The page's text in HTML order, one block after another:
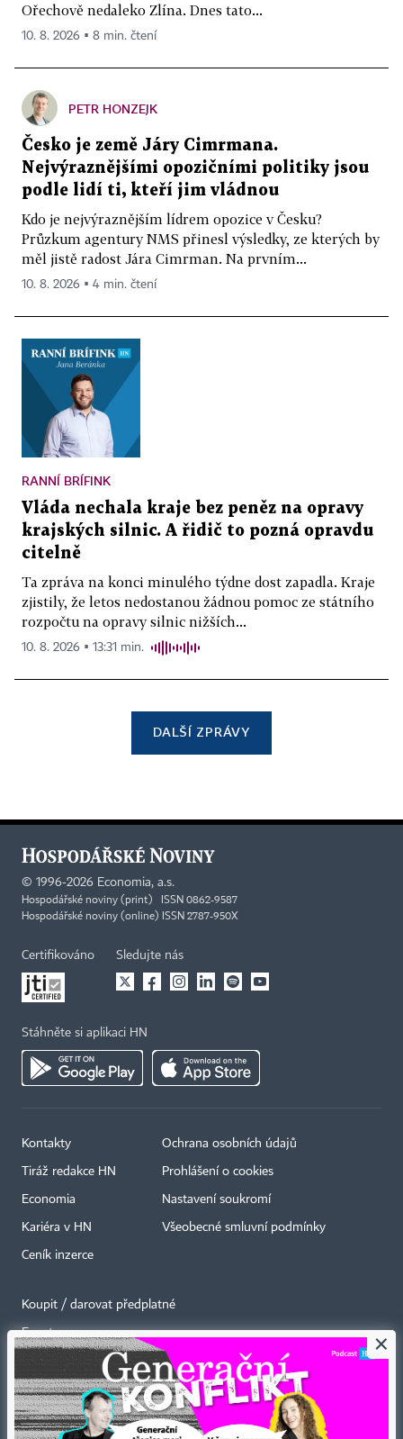
Ořechově nedaleko Zlína. Dnes tato...
10. 8. 2026 ▪ 8 min. čtení
PETR HONZEJK
Česko je země Járy Cimrmana.
Nejvýraznějšími opozičními politiky jsou
podle lidí ti, kteří jim vládnou
Kdo je nejvýraznějším lídrem opozice v Česku?
Průzkum agentury NMS přinesl výsledky, ze kterých by
měl jistě radost Jára Cimrman. Na prvním...
10. 8. 2026 ▪ 4 min. čtení
RANNÍ BRÍFINK
Vláda nechala kraje bez peněz na opravy
krajských silnic. A řidič to pozná opravdu
citelně
Ta zpráva na konci minulého týdne dost zapadla. Kraje
zjistily, že letos nedostanou žádnou pomoc ze státního
rozpočtu na opravy silnic nižších...
10. 8. 2026 ▪ 13:31 min.
DALŠÍ ZPRÁVY
© 1996-2026 Economia, a.s.
Hospodářské noviny (print) ISSN 0862-9587
Hospodářské noviny (online) ISSN 2787-950X
Certifikováno Sledujte nás
Stáhněte si aplikaci HN
Kontakty
Tiráž redakce HN
Economia
Kariéra v HN
Ceník inzerce
Ochrana osobních údajů
Prohlášení o cookies
Nastavení soukromí
Všeobecné smluvní podmínky
Koupit / darovat předplatné
Eventy
Newslettery
RSS kanály
×